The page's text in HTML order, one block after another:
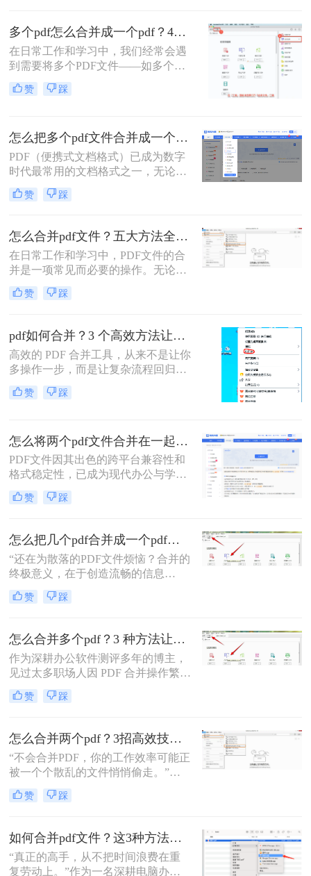
紧急求助。
多个pdf怎么合并成一个pdf？4种合并pdf方法详解！
在日常工作和学习中，我们经常会遇
到需要将多个PDF文件——如多个章
节的电子书、一系列扫描件、不同来
源的报告或发票——整合为一个单一
然而，面对这一看似简单的任务，许
多用户却不知从何下手，或者使用的
工具不够高效、安全。
赞 踩
怎么把多个pdf文件合并成一个？全面指南与详细方法解析！
PDF（便携式文档格式）已成为数字
时代最常用的文档格式之一，无论是
学术论文、商务报告、电子书还是官
方文件，PDF都能保持原始格式在不
作和学习中，我们常常需要将多个
PDF文件合并成一个，以方便管理、
分享或打印。那么怎么把多个pdf文件
合并成一个呢？本文将全面解析多种
PDF合并方法，帮助您根据具体需求
选择最合适的解决方案。
赞 踩
怎么合并pdf文件？五大方法全解析！
在日常工作和学习中，PDF文件的合
并是一项常见而必要的操作。无论是
整理报告、合并多个章节的电子书，
还是将扫描件整合为一份完整文档，
而，面对市场上琳琅满目的工具和方
法，许多用户往往感到困惑：哪种方
法最快捷？哪种最安全？怎么合并pdf
文件=
赞 踩
pdf如何合并？3 个高效方法让办公效率翻倍！
高效的 PDF 合并工具，从来不是让你
多操作一步，而是让复杂流程回归简
单本质。职场中，谁没遇到过需要将
多个 PDF 文件合并的场景？项目报告
整合为完整文档。
赞 踩
怎么将两个pdf文件合并在一起？五大方法全面解析！
PDF文件因其出色的跨平台兼容性和
格式稳定性，已成为现代办公与学术
交流中不可或缺的文件格式。然而，
当我们面对需要整合多个PDF文档的
任务就成为了一个常见挑战。
赞 踩
怎么把几个pdf合并成一个pdf文件？合并文件的四大高效秘籍，总有一款适合你！
“还在为散落的PDF文件烦恼？合并的
终极意义，在于创造流畅的信息
流。”身为一名深耕电脑办公软件测
评多年的博主，我深知高效处理文档
点。面对数十份零散的PDF——可能
是项目报告的不同章节、分散的合同
附件，或是零散的参考资料
赞 踩
怎么合并多个pdf？3 种方法让效率翻倍”！
作为深耕办公软件测评多年的博主，
见过太多职场人因 PDF 合并操作繁
琐、格式错乱、隐私泄露踩坑。其实
选对方法，1 分钟就能搞定多文件合
赞 踩
怎么合并两个pdf？3招高效技巧，让你告别杂乱文档！
“不会合并PDF，你的工作效率可能正
被一个个散乱的文件悄悄偷走。”作
为一名从事电脑办公软件测评多年的
博主，小编经常被粉丝问到：“怎么
背后却藏着效率的巨大分水岭。职场
办公人群和自媒体创作者们，常常陷
入信息碎片化、操作繁琐和安全隐忧
赞 踩
如何合并pdf文件？这3种方法让你效率翻倍！
“真正的高手，从不把时间浪费在重
复劳动上。”作为一名深耕电脑办公